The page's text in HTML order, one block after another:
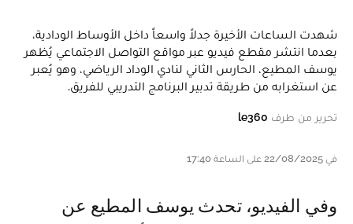
شهدت الساعات الأخيرة جدلاً واسعاً داخل الأوساط الودادية،
بعدما انتشر مقطع فيديو عبر مواقع التواصل الاجتماعي يُظهر
يوسف المطيع، الحارس الثاني لنادي الوداد الرياضي، وهو يُعبر
عن استغرابه من طريقة تدبير البرنامج التدريبي للفريق.
تحرير من طرف le360
في 22/08/2025 على الساعة 17:40
وفي الفيديو، تحدث يوسف المطيع عن